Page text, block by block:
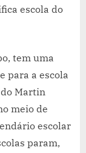
escola do
tem uma
para a escola
do Martin
meio de
escolar
param,